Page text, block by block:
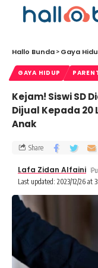
Hallo Bunda > Gaya
GAYA HIDUP
Kejam! Siswi SD
Dijual Kepada 20
Anak
Last updated: 2023/12/26 at
Lafa Zidan Alfaini
Share